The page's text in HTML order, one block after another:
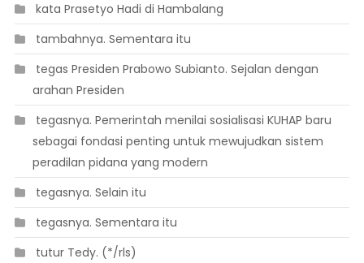
 kata Prasetyo Hadi di Hambalang
 tambahnya. Sementara itu
 tegas Presiden Prabowo Subianto. Sejalan dengan
arahan Presiden
 tegasnya. Pemerintah menilai sosialisasi KUHAP baru
sebagai fondasi penting untuk mewujudkan sistem
peradilan pidana yang modern
 tegasnya. Selain itu
 tegasnya. Sementara itu
 tutur Tedy. (*/rls)